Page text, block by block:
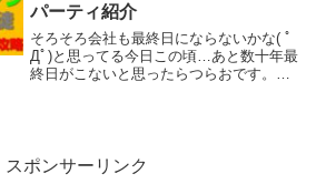
パーティ紹介
そろそろ会社も最終日にならないかな( ﾟ
Дﾟ)と思ってる今日この頃…あと数十年最
終日がこないと思ったらつらおです。そ
スポンサーリンク